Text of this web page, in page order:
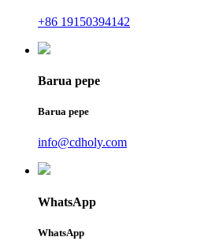
+86 19150394142
Barua pepe
Barua pepe
info@cdholy.com
WhatsApp
WhatsApp